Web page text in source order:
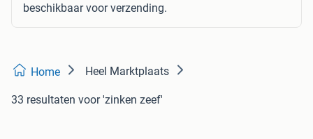
beschikbaar voor verzending.
Home Heel Marktplaats
33 resultaten voor 'zinken zeef'